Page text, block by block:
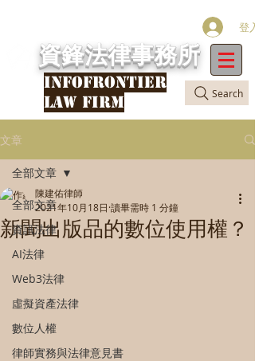
Search
登入
資鋒法律事務所
INFOFRONTIER
LAW FIRM
文章
全部文章
資訊法律
AI法律
Web3法律
虛擬資產法律
數位人權
律師實務與法律意見書
全部文章
新聞出版品的數位使用權？
陳建佑律師
2021年10月18日 讀畢需時 1 分鐘